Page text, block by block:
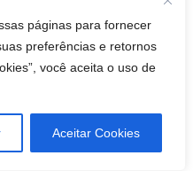
páginas para fornecer
preferências e retornos
você aceita o uso de
Aceitar Cookies